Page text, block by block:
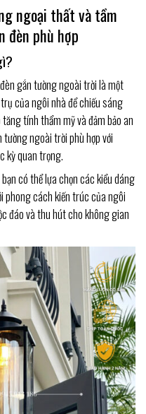
ngoại thất và tầm
đèn phù hợp
gắn tường ngoài trời là một
của ngôi nhà để chiếu sáng
tính thẩm mỹ và đảm bảo an
ngoài trời phù hợp với
kỳ quan trọng.
có thể lựa chọn các kiểu dáng
phong cách kiến trúc của ngôi
đáo và thu hút cho không gian